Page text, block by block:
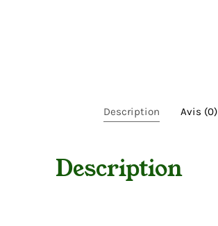
Description Avis (0)
Description